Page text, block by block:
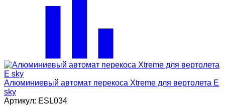
Алюминиевый автомат перекоса Xtreme для вертолета E
sky
Артикул: ESL034